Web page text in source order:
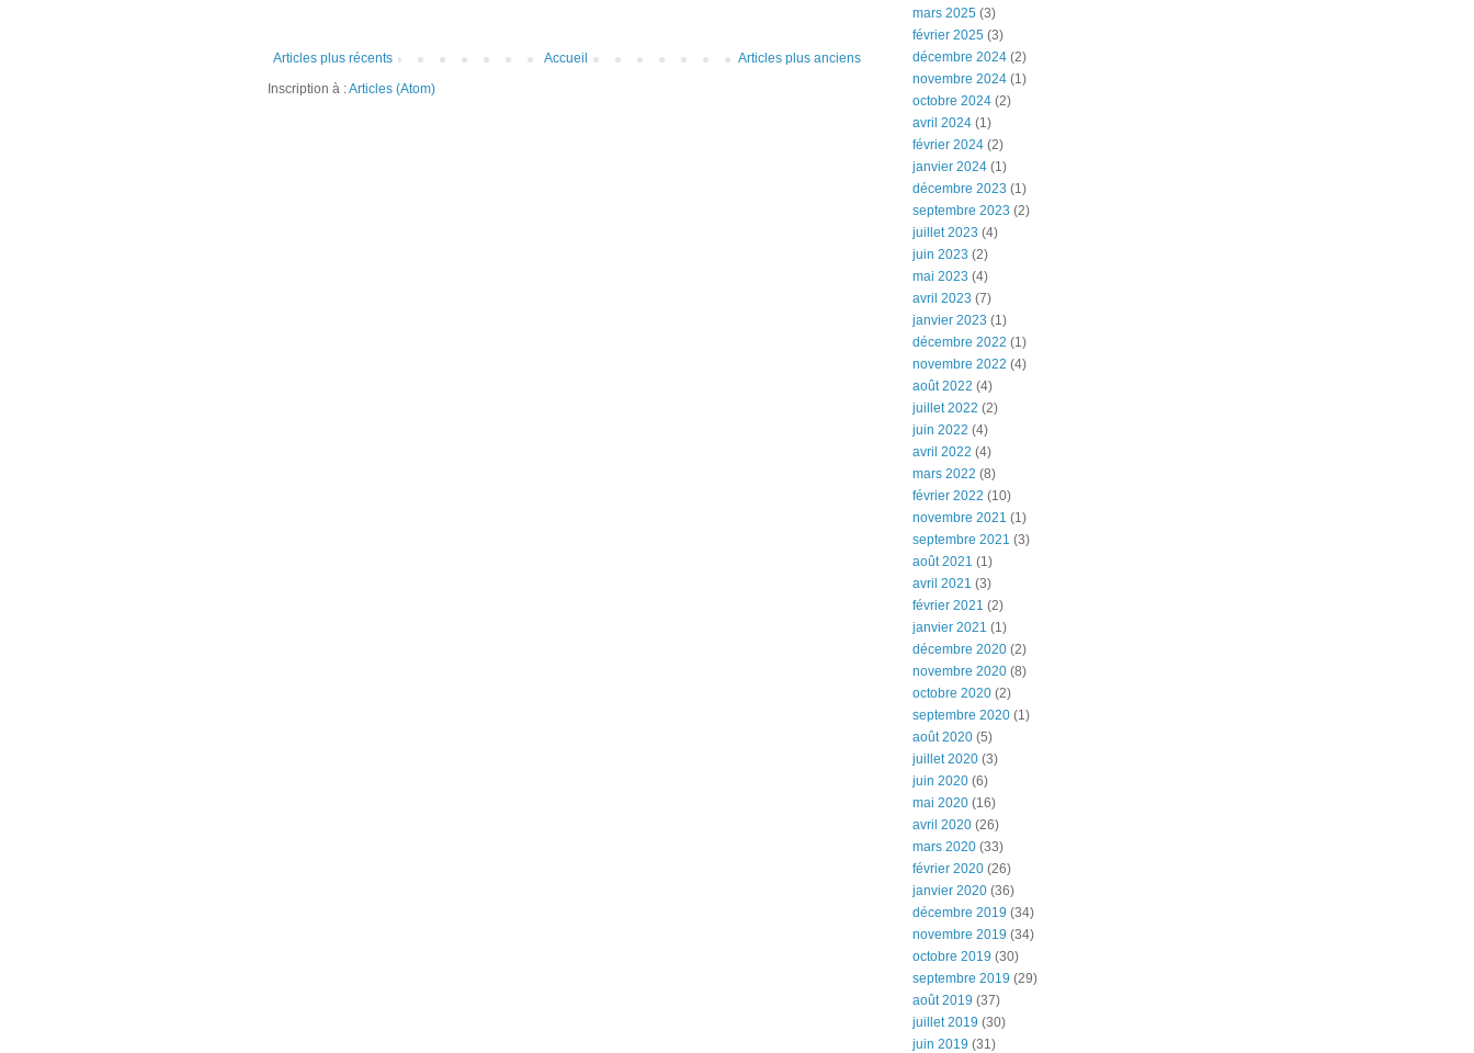
Articles plus récents Articles plus anciens
Accueil
Inscription à :Articles (Atom)
mars 2025 (3)
février 2025 (3)
décembre 2024 (2)
novembre 2024 (1)
octobre 2024 (2)
avril 2024 (1)
février 2024 (2)
janvier 2024 (1)
décembre 2023 (1)
septembre 2023 (2)
juillet 2023 (4)
juin 2023 (2)
mai 2023 (4)
avril 2023 (7)
janvier 2023 (1)
décembre 2022 (1)
novembre 2022 (4)
août 2022 (4)
juillet 2022 (2)
juin 2022 (4)
avril 2022 (4)
mars 2022 (8)
février 2022 (10)
novembre 2021 (1)
septembre 2021 (3)
août 2021 (1)
avril 2021 (3)
février 2021 (2)
janvier 2021 (1)
décembre 2020 (2)
novembre 2020 (8)
octobre 2020 (2)
septembre 2020 (1)
août 2020 (5)
juillet 2020 (3)
juin 2020 (6)
mai 2020 (16)
avril 2020 (26)
mars 2020 (33)
février 2020 (26)
janvier 2020 (36)
décembre 2019 (34)
novembre 2019 (34)
octobre 2019 (30)
septembre 2019 (29)
août 2019 (37)
juillet 2019 (30)
juin 2019 (31)